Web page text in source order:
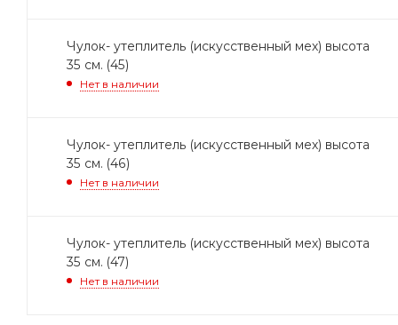
Чулок- утеплитель (искусственный мех) высота
35 см. (45)
Нет в наличии
Чулок- утеплитель (искусственный мех) высота
35 см. (46)
Нет в наличии
Чулок- утеплитель (искусственный мех) высота
35 см. (47)
Нет в наличии